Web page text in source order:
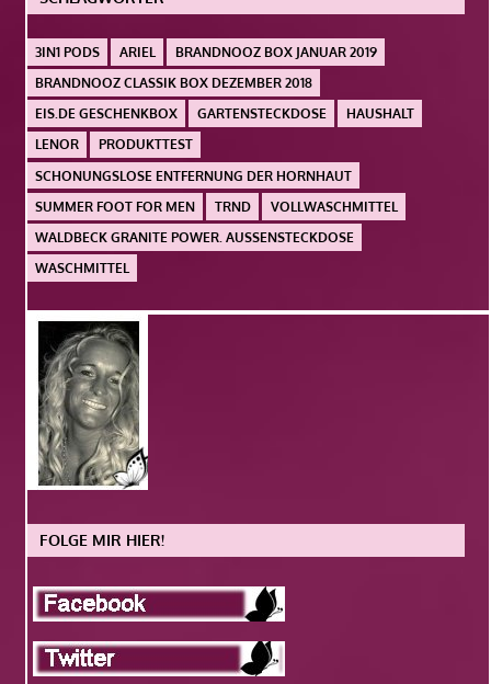
3IN1 PODS ARIEL
BRANDNOOZ BOX JANUAR 2019
BRANDNOOZ CLASSIK BOX DEZEMBER 2018
EIS.DE GESCHENKBOX
GARTENSTECKDOSE
HAUSHALT
LENOR
PRODUKTTEST
SCHONUNGSLOSE ENTFERNUNG DER HORNHAUT
SUMMER FOOT FOR MEN
TRND
VOLLWASCHMITTEL
WALDBECK GRANITE POWER. AUSSENSTECKDOSE
WASCHMITTEL
FOLGE MIR HIER!